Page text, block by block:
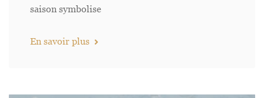
saison symbolise
En savoir plus